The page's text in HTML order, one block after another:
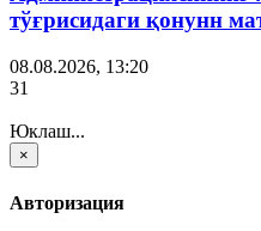
тўғрисидаги қонунн
08.08.2026, 13:20
31
Юклаш...
×
Авторизация